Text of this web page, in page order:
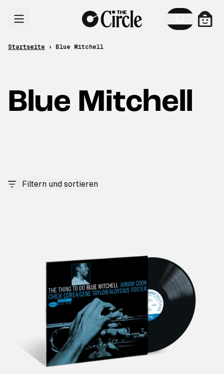
Startseite › Blue Mitchell
Blue Mitchell
Filtern und sortieren